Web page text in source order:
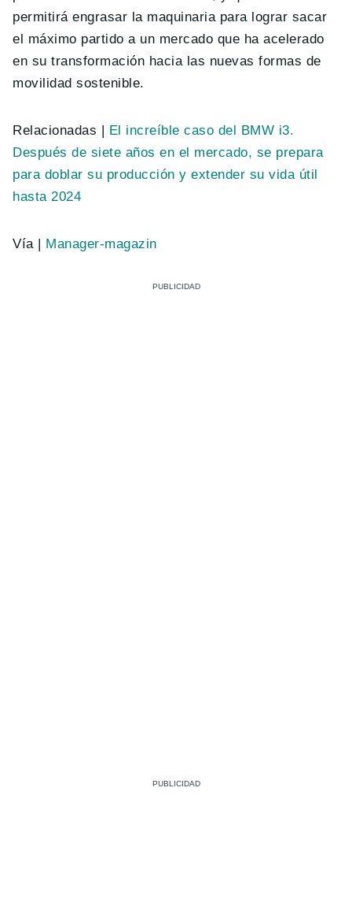
permitirá engrasar la maquinaria para lograr sacar
el máximo partido a un mercado que ha acelerado
en su transformación hacia las nuevas formas de
movilidad sostenible.
Relacionadas | El increíble caso del BMW i3.
Después de siete años en el mercado, se prepara
para doblar su producción y extender su vida útil
hasta 2024
Vía | Manager-magazin